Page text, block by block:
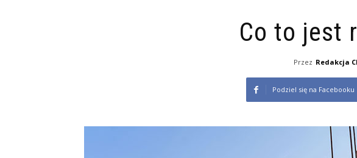
Co to jest
Przez Redakcja
Podziel się na Facebooku